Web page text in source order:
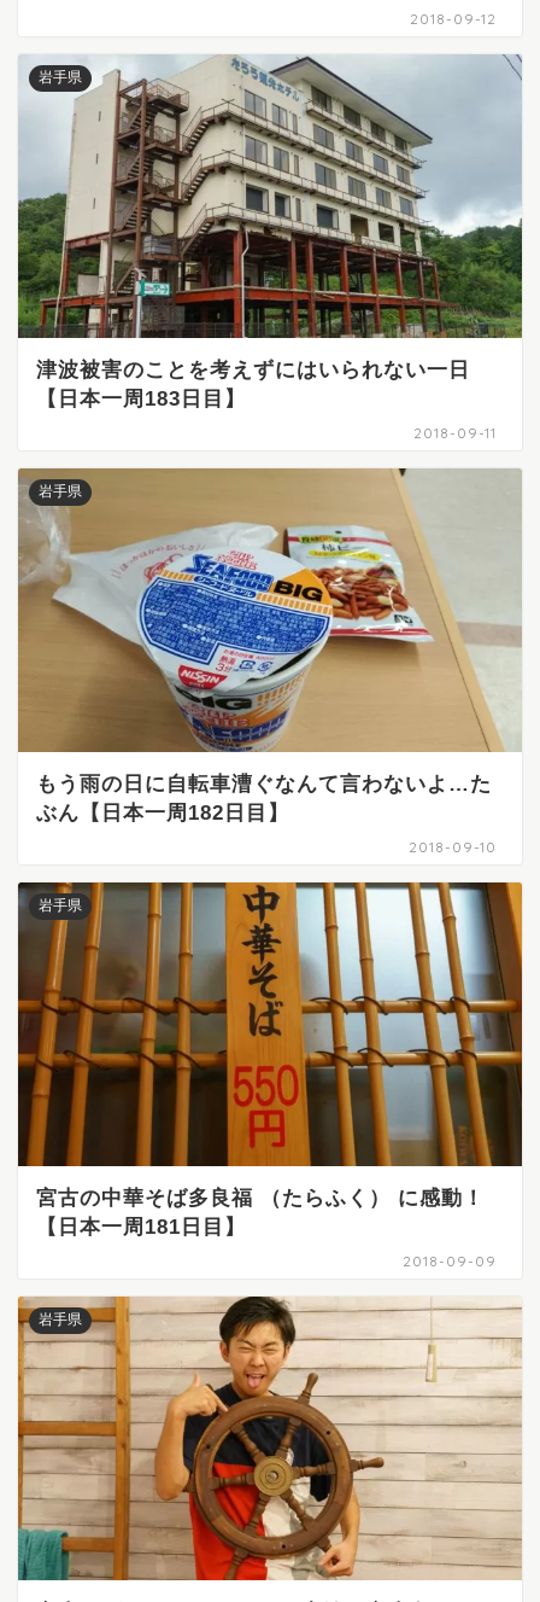
2018-09-12
岩手県
津波被害のことを考えずにはいられない一日
【日本一周183日目】
2018-09-11
岩手県
もう雨の日に自転車漕ぐなんて言わないよ…た
ぶん【日本一周182日目】
2018-09-10
岩手県
宮古の中華そば多良福 （たらふく） に感動！
【日本一周181日目】
2018-09-09
岩手県